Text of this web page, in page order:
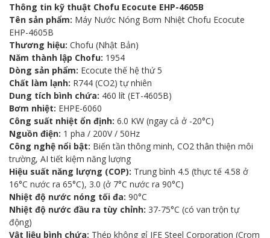
Thông tin kỹ thuật Chofu Ecocute EHP-4605B
Tên sản phẩm: Máy Nước Nóng Bơm Nhiệt Chofu Ecocute
EHP-4605B
Thương hiệu: Chofu (Nhật Bản)
Năm thành lập Chofu: 1954
Dòng sản phẩm: Ecocute thế hệ thứ 5
Chất làm lạnh: R744 (CO2) tự nhiên
Dung tích bình chứa: 460 lít (ET-4605B)
Bơm nhiệt: EHPE-6060
Công suất nhiệt ổn định: 6.0 KW (ngay cả ở -20°C)
Nguồn điện: 1 pha / 200V / 50Hz
Công nghệ nổi bật: Biến tần thông minh, CO2 thân thiện môi
trường, AI tiết kiệm năng lượng
Hiệu suất năng lượng (COP): Trung bình 4.5 (thực tế 4.58 ở
16°C nước ra 65°C), 3.0 (ở 7°C nước ra 90°C)
Nhiệt độ nước nóng tối đa: 90°C
Nhiệt độ nước đầu ra tùy chỉnh: 37-75°C (có van trộn tự
động)
Vật liệu bình chứa: Thép không gỉ JFE Steel Corporation (Crom